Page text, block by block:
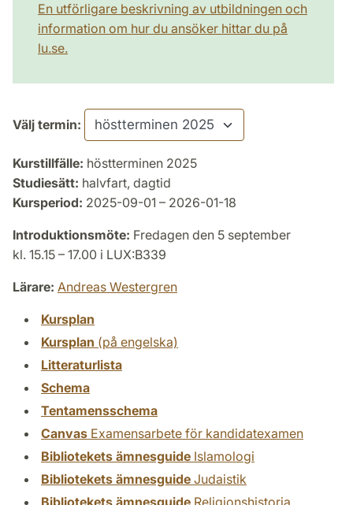
En utförligare beskrivning av utbildningen och
information om hur du ansöker hittar du på
lu.se.
Välj termin:
Kurstillfälle: höstterminen 2025
Studiesätt: halvfart, dagtid
Kursperiod: 2025-09-01 – 2026-01-18
Introduktionsmöte: Fredagen den 5 september
kl. 15.15 – 17.00 i LUX:B339
Lärare: Andreas Westergren
Kursplan
Kursplan (på engelska)
Litteraturlista
Schema
Tentamensschema
Canvas Examensarbete för kandidatexamen
Bibliotekets ämnesguide Islamologi
Bibliotekets ämnesguide Judaistik